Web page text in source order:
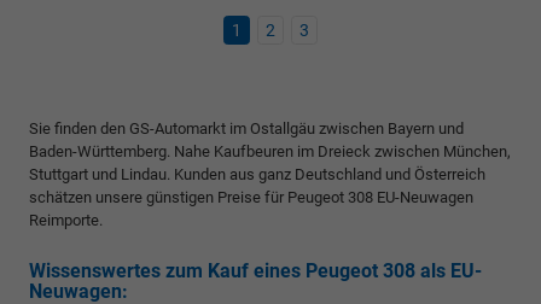
1 2 3
Sie finden den GS-Automarkt im Ostallgäu zwischen Bayern und
Baden-Württemberg. Nahe Kaufbeuren im Dreieck zwischen München,
Stuttgart und Lindau. Kunden aus ganz Deutschland und Österreich
schätzen unsere günstigen Preise für Peugeot 308 EU-Neuwagen
Reimporte.
Wissenswertes zum Kauf eines Peugeot 308 als EU-
Neuwagen: